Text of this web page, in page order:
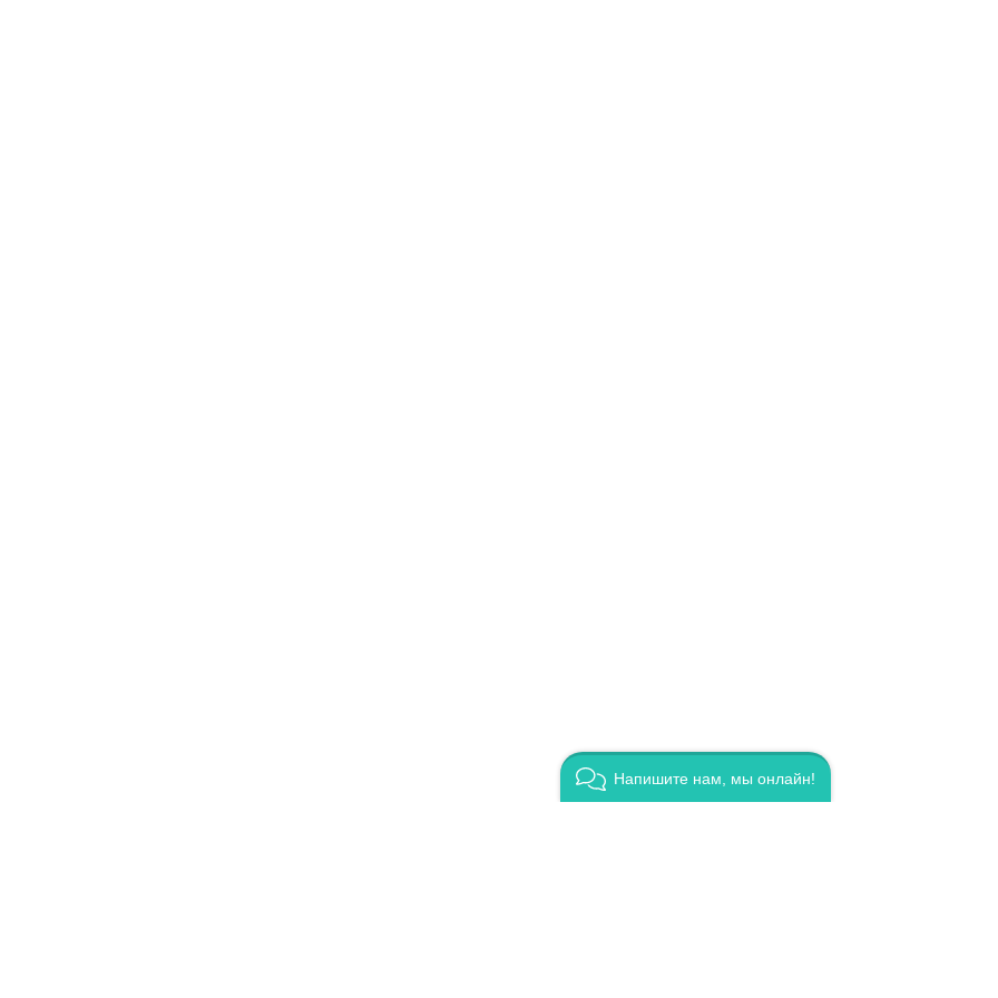
Напишите нам, мы онлайн!